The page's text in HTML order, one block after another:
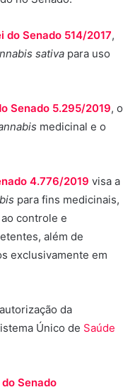
do Senado 514/2017,
sativa para uso
Senado 5.295/2019, o
medicinal e o
4.776/2019 visa a
para fins medicinais,
controle e
além de
exclusivamente em
da
Único de Saúde
Senado